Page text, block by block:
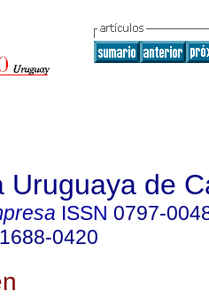
Uruguaya de
ISSN 0797-
1688-0420